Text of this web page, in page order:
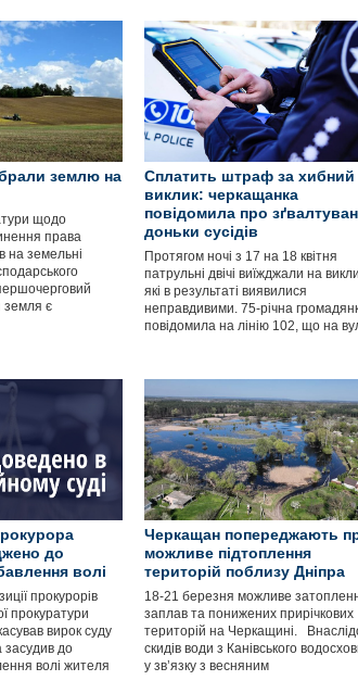
землю на
щодо
права
на земельні
земля є
Сплатить штраф за хибний
виклик: черкащанка
повідомила про
доньки сусідів
Протягом ночі з 17 на 18 квітня
патрульні двічі виїжджали на
які в результаті виявилися
неправдивими. 75-річна
повідомила на лінію 102, що на
до
волі
прокурорів
прокуратури
вирок суду
засудив до
волі жителя
Черкащан попереджають
можливе підтоплення
територій поблизу Дніпра
18-21 березня можливе
заплав та понижених прирічкових
територій на Черкащині.
скидів води з Канівського
у зв’язку з весняним